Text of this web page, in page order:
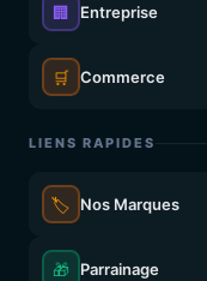
🏢 Entreprise
🛒 Commerce
LIENS RAPIDES
🏷️ Nos Marques
🎁 Parrainage